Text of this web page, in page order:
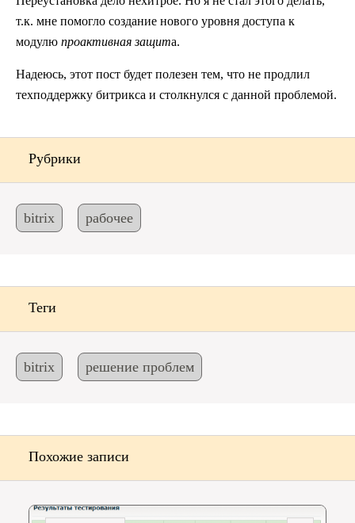
т.к. мне помогло создание нового уровня доступа к
модулю проактивная защита.
Надеюсь, этот пост будет полезен тем, что не продлил
техподдержку битрикса и столкнулся с данной проблемой.
Рубрики
bitrix рабочее
Теги
bitrix решение проблем
Похожие записи